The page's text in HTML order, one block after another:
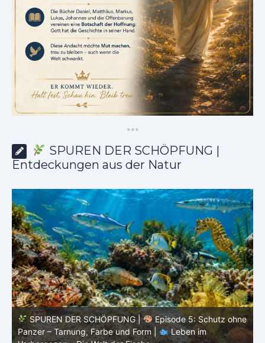
***
SPUREN DER SCHÖPFUNG |
Entdeckungen aus der Natur
SPUREN DER SCHÖPFUNG |
Episode 4: Kalt, aber
lebendig – Leben ohne konstante Körpertemperatur |